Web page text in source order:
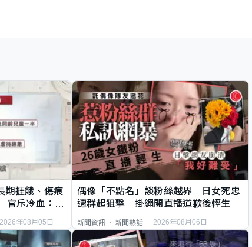
期捱餓、傷痕
斥冷血：同
2026年08月05日
偶像「不點名」談粉絲越界 日女死忠
遭群起狙擊 掛繩開直播道歉後輕生
新聞資訊 新聞熱話 2026年08月06日